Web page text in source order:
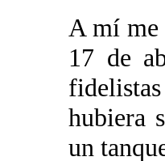
A mí me
17 de
hubiera
un